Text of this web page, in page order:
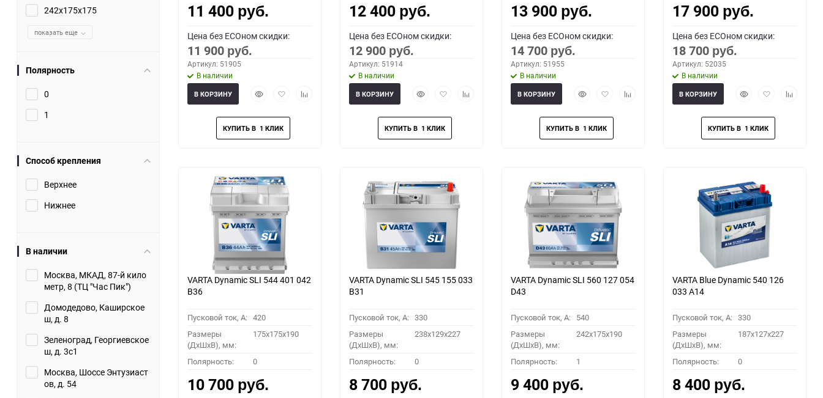
242x175x175
показать еще
Полярность
0
1
Способ крепления
Верхнее
Нижнее
В наличии
Москва, МКАД, 87-й кило
метр, 8 (ТЦ "Час Пик")
Домодедово, Каширское
ш, д. 8
Зеленоград, Георгиевское
ш, д. 3с1
Москва, Шоссе Энтузиаст
ов, д. 54
11 400 руб.
Цена без ECOном скидки:
11 900 руб.
Артикул: 51905
В наличии
БыстрыйДобавить
избранное
Добавить
В КОРЗИНУ
12 400 руб.
Цена без ECOном скидки:
12 900 руб.
Артикул: 51914
В наличии
БыстрыйДобавить
избранное
Добавить
В КОРЗИНУ
13 900 руб.
Цена без ECOном скидки:
14 700 руб.
Артикул: 51955
В наличии
БыстрыйДобавить
избранное
Добавить
В КОРЗИНУ
17 900 руб.
Цена без ECOном скидки:
18 700 руб.
Артикул: 52035
В наличии
БыстрыйДобавить
избранное
Добавить
В КОРЗИНУ
VARTA Dynamic SLI 544 401 042
B36
Пусковой ток, A: 420
Размеры
(ДхШхВ), мм:
175x175x190
Полярность: 0
10 700 руб.
VARTA Dynamic SLI 545 155 033
B31
Пусковой ток, A: 330
Размеры
(ДхШхВ), мм:
238x129x227
Полярность: 0
8 700 руб.
VARTA Dynamic SLI 560 127 054
D43
Пусковой ток, A: 540
Размеры
(ДхШхВ), мм:
242x175x190
Полярность: 1
9 400 руб.
VARTA Blue Dynamic 540 126
033 A14
Пусковой ток, A: 330
Размеры
(ДхШхВ), мм:
187x127x227
Полярность: 0
8 400 руб.